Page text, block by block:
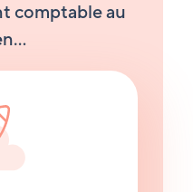
comptable au